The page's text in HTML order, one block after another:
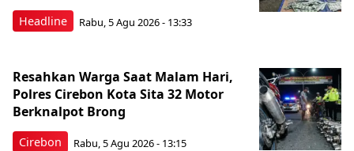
Headline Rabu, 5 Agu 2026 - 13:33
Cirebon
Resahkan Warga Saat Malam Hari,
Polres Cirebon Kota Sita 32 Motor
Berknalpot Brong
Rabu, 5 Agu 2026 - 13:15